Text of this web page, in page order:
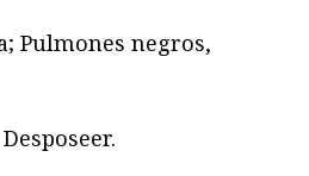
Pulmones negros,